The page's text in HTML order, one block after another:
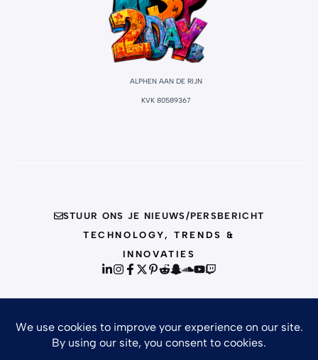
ALPHEN AAN DE RIJN
KVK 80589367
STUUR ONS JE NIEUWS/PERSBERICHT
TECHNOLOGY, TRENDS &
INNOVATIES